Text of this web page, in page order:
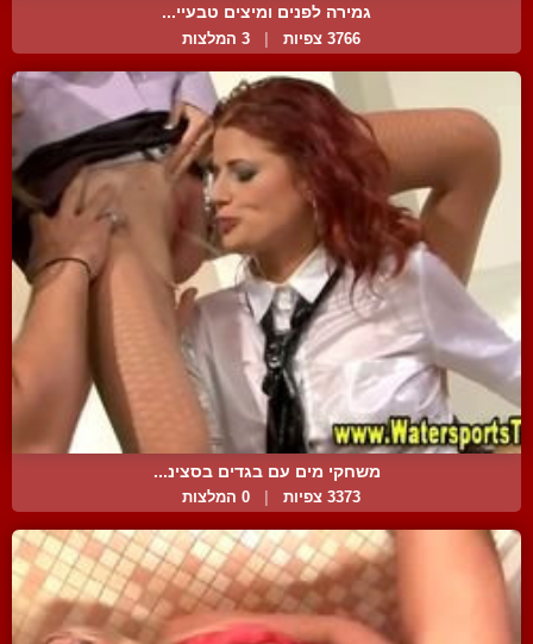
גמירה לפנים ומיצים טבעיי...
3766 צפיות | 3 המלצות
משחקי מים עם בגדים בסצינ...
3373 צפיות 0 המלצות